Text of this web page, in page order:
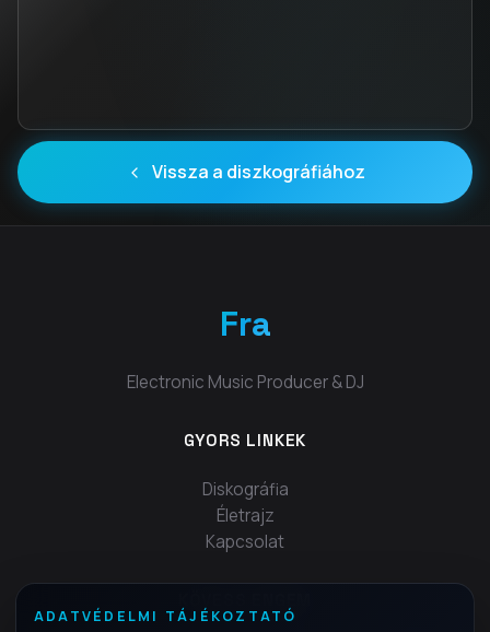
Vissza a diszkográfiához
Fra
Electronic Music Producer & DJ
GYORS LINKEK
Diskográfia
Életrajz
Kapcsolat
ADATVÉDELMI TÁJÉKOZTATÓ